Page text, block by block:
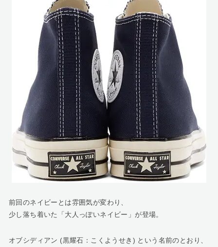
前回のネイビーとは雰囲気が変わり、
少し落ち着いた「大人っぽいネイビー」が登場。
オブシディアン (黒耀石：こくようせき) という名前のとおり、